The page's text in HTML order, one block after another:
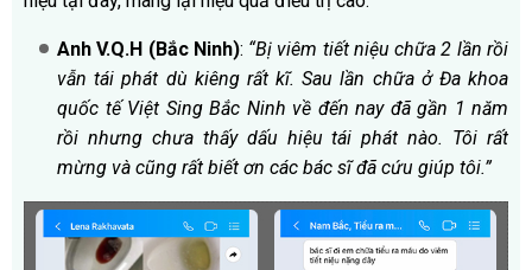
Anh V.Q.H (Bắc Ninh): “Bị viêm tiết niệu chữa 2 lần rồi
vẫn tái phát dù kiêng rất kĩ. Sau lần chữa ở Đa khoa
quốc tế Việt Sing Bắc Ninh về đến nay đã gần 1 năm
rồi nhưng chưa thấy dấu hiệu tái phát nào. Tôi rất
mừng và cũng rất biết ơn các bác sĩ đã cứu giúp tôi.”